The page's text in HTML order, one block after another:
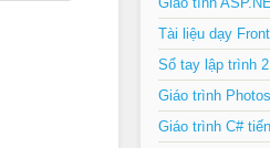
Tài liệu dạy
Sổ tay lập trình
Giáo trình
Giáo trình C#